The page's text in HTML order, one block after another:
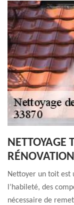
NETTOYAGE
RÉNOVATION
Nettoyer un toit est
l’habileté, des
nécessaire de